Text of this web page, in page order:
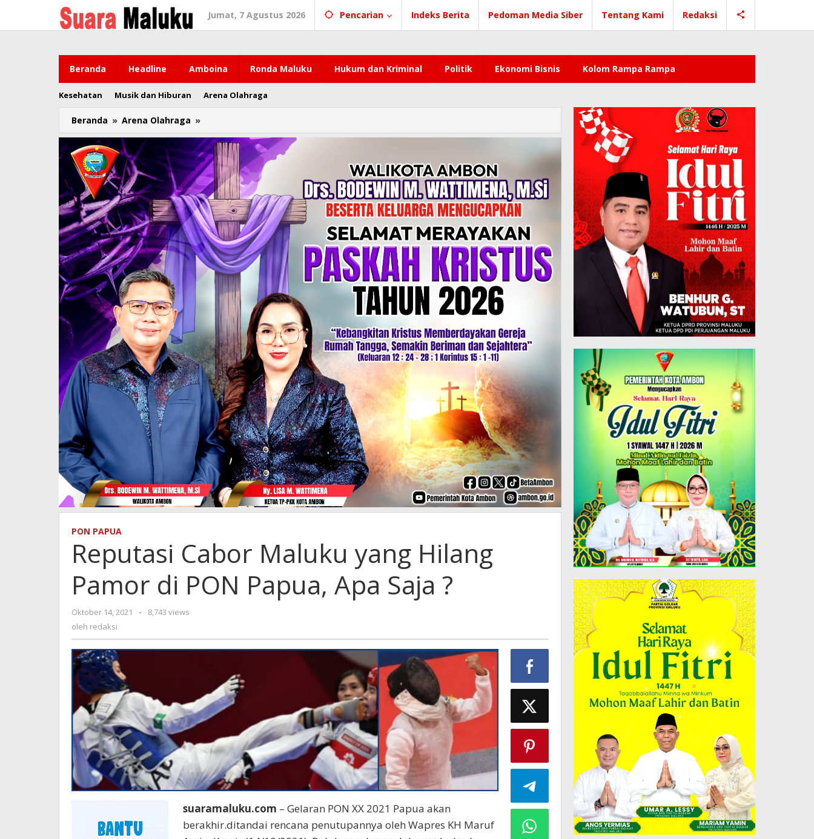
konten
Jumat, 7 Agustus 2026 Pencarian Indeks Berita Pedoman Media Siber Tentang Kami Redaksi
Beranda Headline Amboina Ronda Maluku Hukum dan Kriminal Politik Ekonomi Bisnis Kolom Rampa Rampa
Kesehatan Musik dan Hiburan Arena Olahraga
Beranda » Arena Olahraga »
Cabor
Maluku
yang
Hilang
Pamor
di
PON
Papua,
Apa
Saja
?
PON PAPUA
Reputasi Cabor Maluku yang Hilang
Pamor di PON Papua, Apa Saja ?
Oktober 14, 2021
oleh
-
8,743 views
oleh redaksi
suaramaluku.com – Gelaran PON XX 2021 Papua akan
berakhir.ditandai rencana penutupannya oleh Wapres KH Maruf